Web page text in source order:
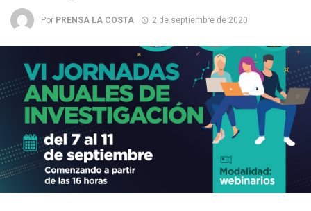
Por PRENSA LA COSTA 2 de septiembre de 2020